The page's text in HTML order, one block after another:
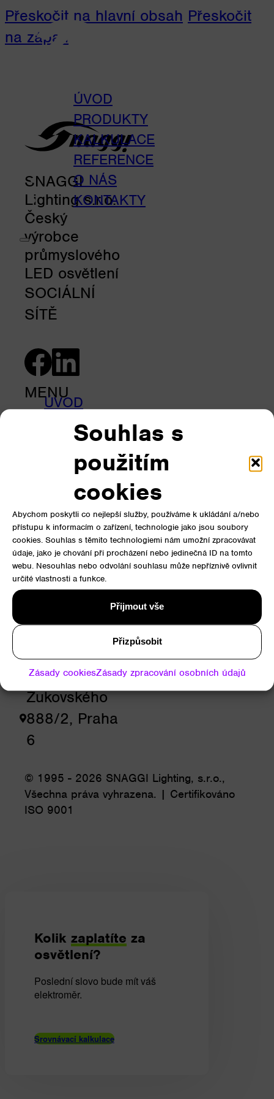
Souhlas s
použitím
cookies
Abychom poskytli co nejlepší služby, používáme k ukládání a/nebo
přístupu k informacím o zařízení, technologie jako jsou soubory
cookies. Souhlas s těmito technologiemi nám umožní zpracovávat
údaje, jako je chování při procházení nebo jedinečná ID na tomto
webu. Nesouhlas nebo odvolání souhlasu může nepříznivě ovlivnit
určité vlastnosti a funkce.
Přijmout vše
Přizpůsobit
Zásady cookiesZásady zpracování osobních údajů
Přeskočit na hlavní obsah Přeskočit
na zápatí
ÚVOD
PRODUKTY
KALKULACE
REFERENCE
O NÁS
KONTAKTY
ÚVOD
PRODUKTY
KALKULACE
REFERENCE
O NÁS
KONTAKTY
SNAGGI
Lighting s.r.o.
Český
výrobce
průmyslového
LED osvětlení
SOCIÁLNÍ
SÍTĚ
MENU
Produkty
Reference
Podpora
O nás
Kontakty
RYCHLÝ
KONTAKT
+420 775
697 538
info@snaggi.com
Žukovského
888/2, Praha
6
© 1995 - 2026 SNAGGI Lighting, s.r.o.,
Všechna práva vyhrazena. | Certifikováno
ISO 9001
Kolik zaplatíte za
osvětlení?
Poslední slovo bude mít váš
elektroměr.
Srovnávací kalkulace